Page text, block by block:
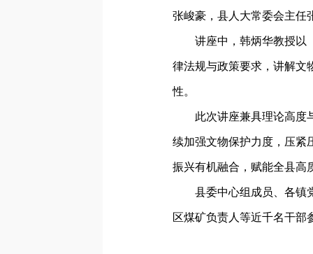
张峻豪，县人大常委会主任
讲座中，韩炳华教授以
律法规与政策要求，讲解文
性。
此次讲座兼具理论高度
续加强文物保护力度，压紧
振兴有机融合，赋能全县高
县委中心组成员、各镇
区煤矿负责人等近千名干部